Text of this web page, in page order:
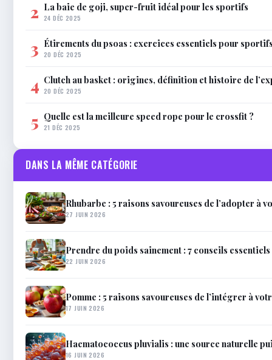
2 La baie de goji, super-fruit idéal pour les sportifs
24 DÉC 2025
3 Étirements du psoas : exercices essentiels pour
20 DÉC 2025
4 Clutch au basket : origines, définition et histoire de
20 DÉC 2025
5 Quelle est la meilleure speed rope pour le crossfit ?
21 DÉC 2025
DANS LA MÊME CATÉGORIE
Rhubarbe : 5 raisons savoureuses de l’adopter à
27 JUIN 2026
Prendre du poids sainement : 7 conseils
22 JUIN 2026
Pomme : 5 raisons savoureuses de l’intégrer à
17 JUIN 2026
Haematococcus pluvialis : une source naturelle
16 JUIN 2026